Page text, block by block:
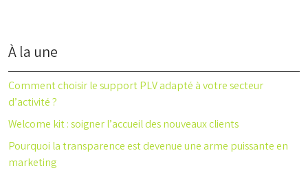
À la une
Comment choisir le support PLV adapté à votre secteur
d’activité ?
Welcome kit : soigner l’accueil des nouveaux clients
Pourquoi la transparence est devenue une arme puissante en
marketing